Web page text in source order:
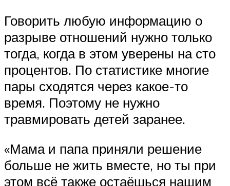
Говорить любую информацию о
разрыве отношений нужно только
тогда, когда в этом уверены на сто
процентов. По статистике многие
пары сходятся через какое-то
время. Поэтому не нужно
травмировать детей заранее.
«Мама и папа приняли решение
больше не жить вместе, но ты при
этом всё также остаёшься нашим